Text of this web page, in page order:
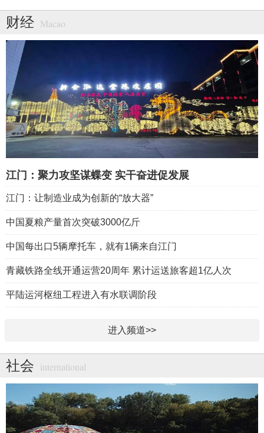
财经 Macao
江门：聚力攻坚谋蝶变 实干奋进促发展
江门：让制造业成为创新的“放大器”
中国夏粮产量首次突破3000亿斤
中国每出口5辆摩托车，就有1辆来自江门
青藏铁路全线开通运营20周年 累计运送旅客超1亿人次
平陆运河枢纽工程进入有水联调阶段
进入频道>>
社会 international